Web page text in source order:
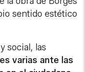
sentido estético
social, las
varias ante las